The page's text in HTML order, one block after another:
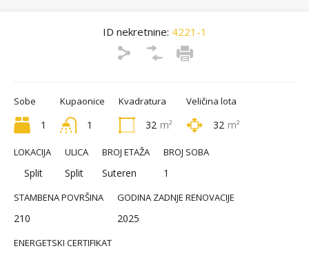
ID nekretnine: 4221-1
Sobe
1
Kupaonice
1
Kvadratura
32 m²
Veličina lota
32 m²
LOKACIJA
Split
ULICA
Split
BROJ ETAŽA
Suteren
BROJ SOBA
1
STAMBENA POVRŠINA
210
GODINA ZADNJE RENOVACIJE
2025
ENERGETSKI CERTIFIKAT